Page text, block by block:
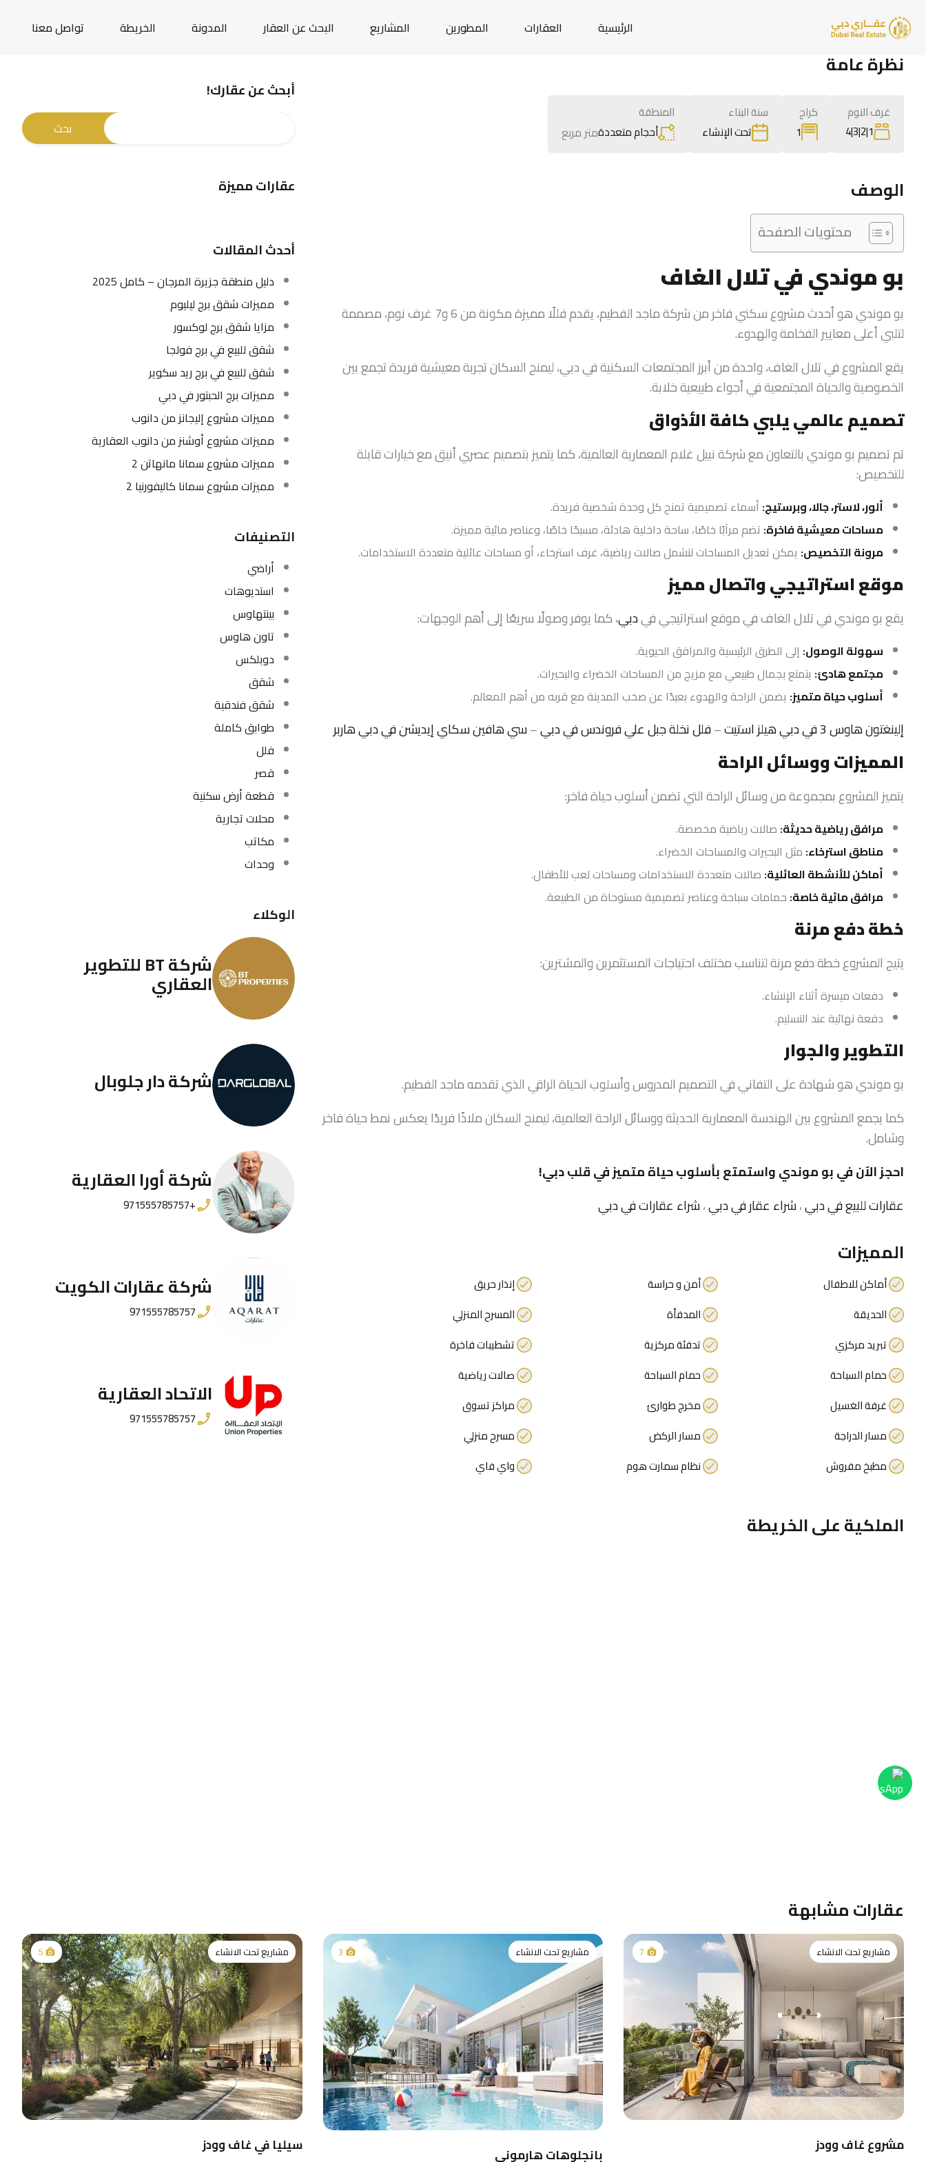
الرئيسية العقارات المطورين المشاريع البحث عن العقار المدونة الخريطة تواصل معنا
نظرة عامة
غرف النوم
1|2|3|4
كراج
1
سنة البناء
تحت الإنشاء
المنطقة
أحجام متعددةمتر مربع
الوصف
محتويات الصفحة
بو موندي في تلال الغاف
بو موندي هو أحدث مشروع سكني فاخر من شركة ماجد الفطيم، يقدم فللًا مميزة مكونة من 6 و7 غرف نوم، مصممة
لتلبي أعلى معايير الفخامة والهدوء.
يقع المشروع في تلال الغاف، واحدة من أبرز المجتمعات السكنية في دبي، ليمنح السكان تجربة معيشية فريدة تجمع بين
الخصوصية والحياة المجتمعية في أجواء طبيعية خلابة.
تصميم عالمي يلبي كافة الأذواق
تم تصميم بو موندي بالتعاون مع شركة نبيل غلام المعمارية العالمية، كما يتميز بتصميم عصري أنيق مع خيارات قابلة
للتخصيص:
ألور، لاستر، جالا، وبرستيج: أسماء تصميمية تمنح كل وحدة شخصية فريدة.
مساحات معيشية فاخرة: تضم مرآبًا خاصًا، ساحة داخلية هادئة، مسبحًا خاصًا، وعناصر مائية مميزة.
مرونة التخصيص: يمكن تعديل المساحات لتشمل صالات رياضية، غرف استرخاء، أو مساحات عائلية متعددة الاستخدامات.
موقع استراتيجي واتصال مميز
يقع بو موندي في تلال الغاف في موقع استراتيجي فيدبي، كما يوفر وصولًا سريعًا إلى أهم الوجهات:
سهولة الوصول: إلى الطرق الرئيسية والمرافق الحيوية.
مجتمع هادئ: يتمتع بجمال طبيعي مع مزيج من المساحات الخضراء والبحيرات.
أسلوب حياة متميز: يضمن الراحة والهدوء بعيدًا عن صخب المدينة مع قربه من أهم المعالم.
إلينغتون هاوس 3 في دبي هيلز استيت –فلل نخلة جبل علي فروندس في دبي–سي هافين سكاي إيديشن في دبي هاربر
المميزات ووسائل الراحة
يتميز المشروع بمجموعة من وسائل الراحة التي تضمن أسلوب حياة فاخر:
مرافق رياضية حديثة: صالات رياضية مخصصة.
مناطق استرخاء: مثل البحيرات والمساحات الخضراء.
أماكن للأنشطة العائلية: صالات متعددة الاستخدامات ومساحات لعب للأطفال.
مرافق مائية خاصة: حمامات سباحة وعناصر تصميمية مستوحاة من الطبيعة.
خطة دفع مرنة
يتيح المشروع خطة دفع مرنة لتناسب مختلف احتياجات المستثمرين والمشترين:
دفعات ميسرة أثناء الإنشاء.
دفعة نهائية عند التسليم.
التطوير والجوار
بو موندي هو شهادة على التفاني في التصميم المدروس وأسلوب الحياة الراقي الذي تقدمه ماجد الفطيم.
كما يجمع المشروع بين الهندسة المعمارية الحديثة ووسائل الراحة العالمية، ليمنح السكان ملاذًا فريدًا يعكس نمط حياة فاخر
وشامل.
احجز الآن في بو موندي واستمتع بأسلوب حياة متميز في قلب دبي!
عقارات للبيع في دبي،شراء عقار في دبي،شراء عقارات في دبي
المميزات
أماكن للاطفال أمن و حراسة
إنذار حريق
الحديقة
المدفأة
المسرح المنزلي
تبريد مركزي
تدفئة مركزية
تشطيبات فاخرة
حمام السباحة
حمام السباحة
صالات رياضية
غرفة الغسيل
مخرج طوارئ
مراكز تسوق
مسار الدراجة
مسار الركض
مسرح منزلي
مطبخ مفروش
نظام سمارت هوم واي فاي
الملكية على الخريطة
أبحث عن عقارك!
عقارات مميزة
أحدث المقالات
دليل منطقة جزيرة المرجان – كامل 2025
مميزات شقق برج ليليوم
مزايا شقق برج لوكسور
شقق للبيع في برج فولجا
شقق للبيع في برج ريد سكوير
مميزات برج الحبتور في دبي
مميزات مشروع إليجانز من دانوب
مميزات مشروع أوشنز من دانوب العقارية
مميزات مشروع سمانا مانهاتن 2
مميزات مشروع سمانا كاليفورنيا 2
التصنيفات
أراضي
استديوهات
بينتهاوس
تاون هاوس
دوبلكس
شقق
شقق فندقية
طوابق كاملة
فلل
قصر
قطعة أرض سكنية
محلات تجارية
مكاتب
وحدات
الوكلاء
شركة BT للتطوير
العقاري
شركة دار جلوبال
شركة أورا العقارية
+971555785757
شركة عقارات الكويت
971555785757
الاتحاد العقارية
971555785757
عقارات مشابهة
مشاريع تحت الانشاء 7
مشروع غاف وودز
مشاريع تحت الانشاء 3
بانجلوهات هارموني
مشاريع تحت الانشاء 5
سيليا في غاف وودز